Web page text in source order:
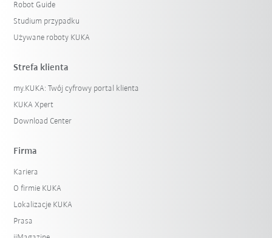
Robot Guide
Studium przypadku
Używane roboty KUKA
Strefa klienta
my.KUKA: Twój cyfrowy portal klienta
KUKA Xpert
Download Center
Firma
Kariera
O firmie KUKA
Lokalizacje KUKA
Prasa